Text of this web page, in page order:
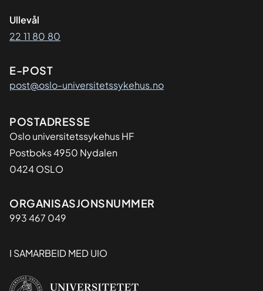
Ullevål
22 11 80 80
E-POST
post@oslo-universitetssykehus.no
Adresse
POSTADRESSE
Oslo universitetssykehus HF
Postboks 4950 Nydalen
0424 OSLO
Organisasjon
ORGANISASJONSNUMMER
993 467 049
I SAMARBEID MED UIO